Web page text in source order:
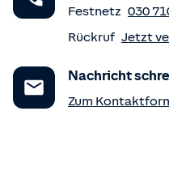
Festnetz 030
Rückruf Jetzt
Nachricht
Zum